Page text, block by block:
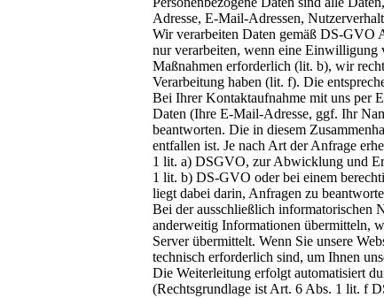
Adresse, E-Mail-Adressen,
Wir verarbeiten Daten gemäß DS-GVO
nur verarbeiten, wenn eine Einwilligung
Maßnahmen erforderlich (lit. b), wir
Verarbeitung haben (lit. f). Die
Bei Ihrer Kontaktaufnahme mit uns per
Daten (Ihre E-Mail-Adresse, ggf. Ihr
beantworten. Die in diesem
entfallen ist. Je nach Art der Anfrage
1 lit. a) DSGVO, zur Abwicklung und
1 lit. b) DS-GVO oder bei einem
liegt dabei darin, Anfragen zu
Bei der ausschließlich informatorischen
anderweitig Informationen übermitteln,
Server übermittelt. Wenn Sie unsere
technisch erforderlich sind, um Ihnen
Die Weiterleitung erfolgt automatisiert
(Rechtsgrundlage ist Art. 6 Abs. 1 lit. f